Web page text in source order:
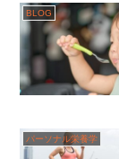
BLOG
パーソナル栄養学